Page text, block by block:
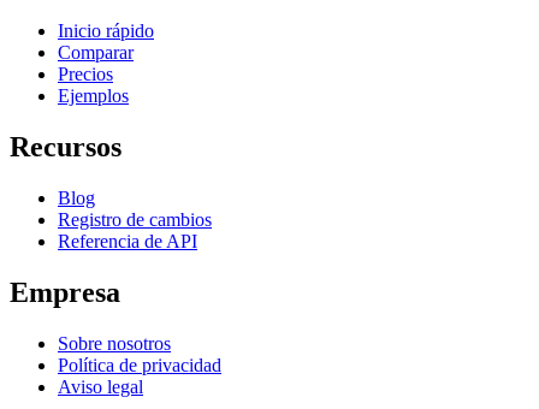
Inicio rápido
Comparar
Precios
Ejemplos
Recursos
Blog
Registro de cambios
Referencia de API
Empresa
Sobre nosotros
Política de privacidad
Aviso legal